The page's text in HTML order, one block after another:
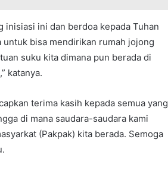
inisiasi ini dan berdoa kepada Tuhan
untuk bisa mendirikan rumah jojong
suku kita dimana pun berada di
katanya.
terima kasih kepada semua yang
di mana saudara-saudara kami
(Pakpak) kita berada. Semoga